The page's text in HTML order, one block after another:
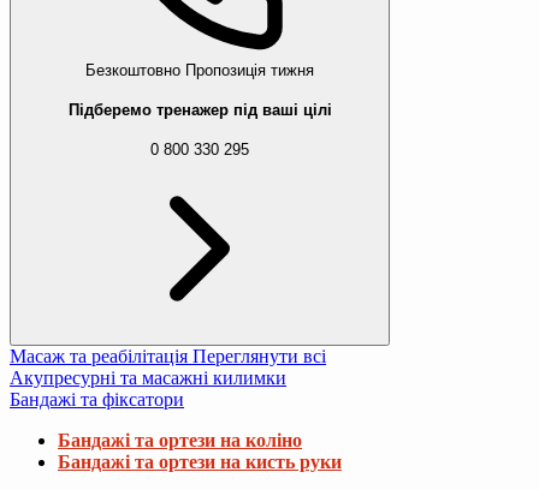
Безкоштовно Пропозиція тижня
Підберемо тренажер під ваші цілі
0 800 330 295
Масаж та реабілітація Переглянути всі
Акупресурні та масажні килимки
Бандажі та фіксатори
Бандажі та ортези на коліно
Бандажі та ортези на кисть руки